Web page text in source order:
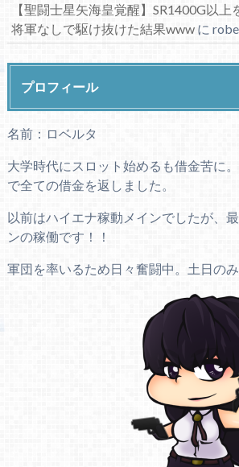
【聖闘士星矢海皇覚醒】SR1400G以上
将軍なしで駆け抜けた結果wwwに
プロフィール
名前：ロベルタ
大学時代にスロット始めるも借金苦に
で全ての借金を返しました。
以前はハイエナ稼動メインでしたが、
ンの稼働です！！
軍団を率いるため日々奮闘中。土日の